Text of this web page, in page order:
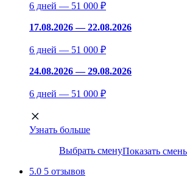
6 дней — 51 000 ₽
17.08.2026 — 22.08.2026
6 дней — 51 000 ₽
24.08.2026 — 29.08.2026
6 дней — 51 000 ₽
Узнать больше
Выбрать сменуПоказать
5.0 5 отзывов